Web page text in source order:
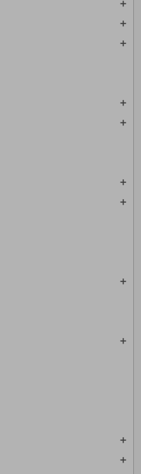
add
add
add
add
add
add
add
add
add
add
add